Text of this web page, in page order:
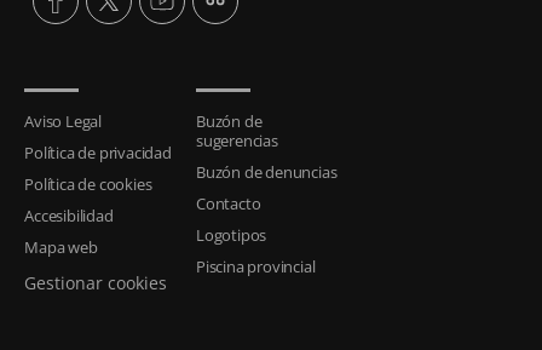
Aviso Legal
Política de privacidad
Política de cookies
Accesibilidad
Mapa web
Gestionar cookies
Buzón de
sugerencias
Buzón de denuncias
Contacto
Logotipos
Piscina provincial